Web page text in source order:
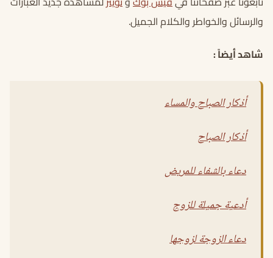
والرسائل والخواطر والكلام الجميل.
شاهد أيضاً :
أذكار الصباح والمساء
أذكار الصباح
دعاء بالشفاء للمريض
أدعية جميلة للزوج
دعاء الزوجة لزوجها